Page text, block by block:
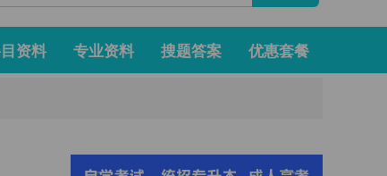
资料 专业资料 搜题答案 优惠套餐